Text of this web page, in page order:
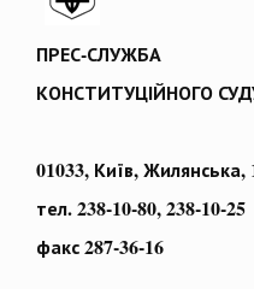
ПРЕС-СЛУЖБА
КОНСТИТУЦІЙНОГО
01033, Київ, Жилянська,
тел. 238-10-80, 238-10-25
факс 287-36-16